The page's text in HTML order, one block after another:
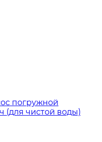
погружной
(для чистой воды)